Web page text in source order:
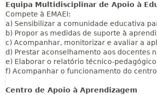
Equipa Multidisciplinar de Apoio à
Compete à EMAEI:
a) Sensibilizar a comunidade educativa
b) Propor as medidas de suporte à
c) Acompanhar, monitorizar e avaliar a
d) Prestar aconselhamento aos docentes
e) Elaborar o relatório técnico-
f) Acompanhar o funcionamento do
Centro de Apoio à Aprendizagem